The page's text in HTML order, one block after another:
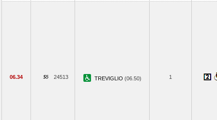
06.34 24513 TREVIGLIO (06.50) 1